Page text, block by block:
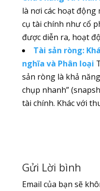
là nơi các hoạt động
cụ tài chính như cổ
được diễn ra, hoạt
Tài sản ròng:
nghĩa và Phân loại
sản ròng là khả
chụp nhanh”
tài chính. Khác với
Gửi Lời bình
Email của bạn sẽ